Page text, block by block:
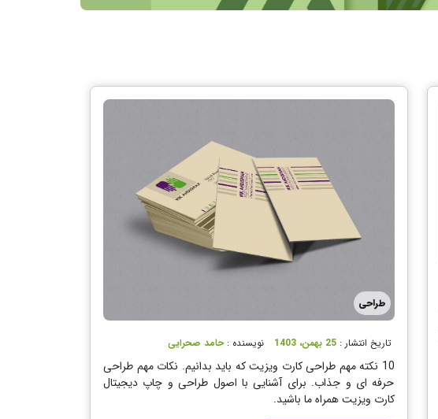
طراحی
تاریخ انتشار :25 بهمن، 1403 نویسنده :حامد صحرایی
10 نکته مهم طراحی کارت ویزیت که باید بدانیم. نکات مهم طراحی
حرفه ای و جذاب. برای آشنایی با اصول طراحی و چاپ دیجیتال
کارت ویزیت همراه ما باشید.